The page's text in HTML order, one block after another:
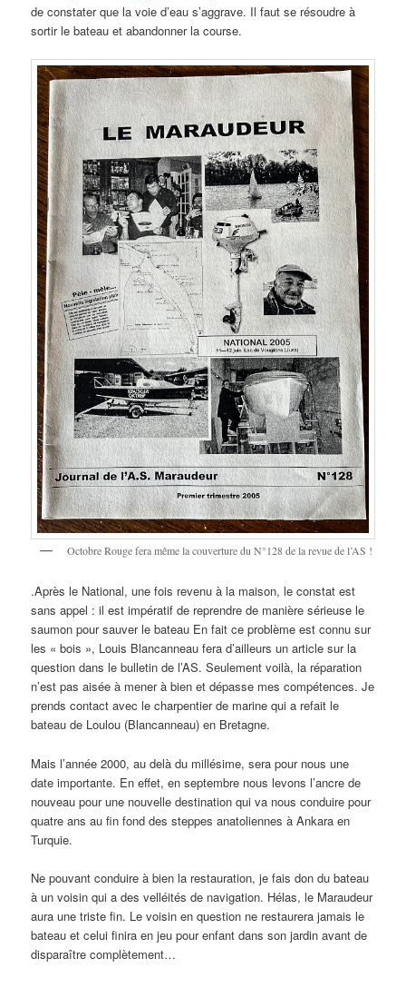
de constater que la voie d’eau s’aggrave. Il faut se résoudre à
sortir le bateau et abandonner la course.
Octobre Rouge fera même la couverture du N°128 de la revue de l’AS !
.Après le National, une fois revenu à la maison, le constat est
sans appel : il est impératif de reprendre de manière sérieuse le
saumon pour sauver le bateau En fait ce problème est connu sur
les « bois », Louis Blancanneau fera d’ailleurs un article sur la
question dans le bulletin de l’AS. Seulement voilà, la réparation
n’est pas aisée à mener à bien et dépasse mes compétences. Je
prends contact avec le charpentier de marine qui a refait le
bateau de Loulou (Blancanneau) en Bretagne.
Mais l’année 2000, au delà du millésime, sera pour nous une
date importante. En effet, en septembre nous levons l’ancre de
nouveau pour une nouvelle destination qui va nous conduire pour
quatre ans au fin fond des steppes anatoliennes à Ankara en
Turquie.
Ne pouvant conduire à bien la restauration, je fais don du bateau
à un voisin qui a des velléités de navigation. Hélas, le Maraudeur
aura une triste fin. Le voisin en question ne restaurera jamais le
bateau et celui finira en jeu pour enfant dans son jardin avant de
disparaître complètement…